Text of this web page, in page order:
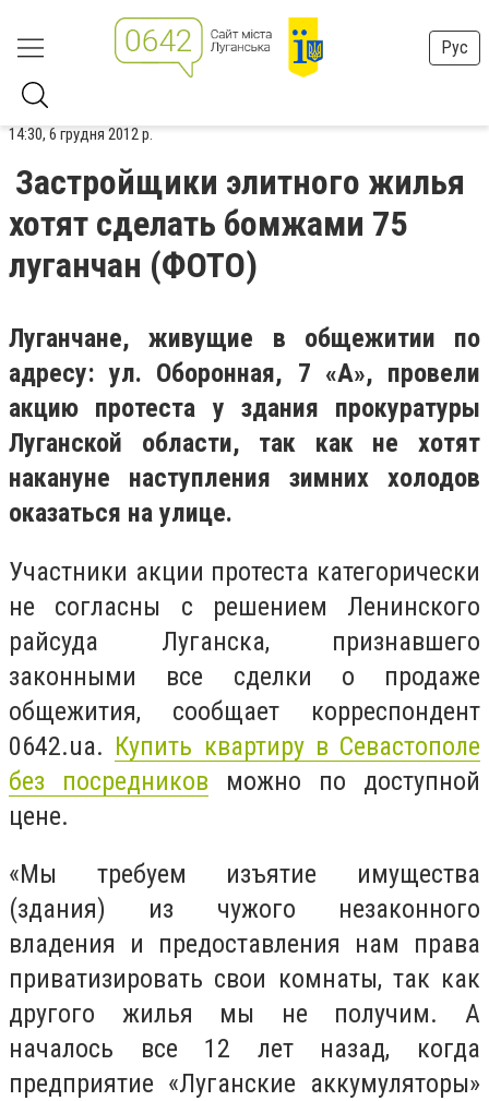
Рус
14:30, 6 грудня 2012 р.
Застройщики элитного жилья
хотят сделать бомжами 75
луганчан (ФОТО)
Луганчане, живущие в общежитии по
адресу: ул. Оборонная, 7 «А», провели
акцию протеста у здания прокуратуры
Луганской области, так как не хотят
накануне наступления зимних холодов
оказаться на улице.
Участники акции протеста категорически
не согласны с решением Ленинского
райсуда Луганска, признавшего
законными все сделки о продаже
общежития, сообщает корреспондент
0642.ua. Купить квартиру в Cевастополе
без посредников можно по доступной
цене.
«Мы требуем изъятие имущества
(здания) из чужого незаконного
владения и предоставления нам права
приватизировать свои комнаты, так как
другого жилья мы не получим. А
началось все 12 лет назад, когда
предприятие «Луганские аккумуляторы»